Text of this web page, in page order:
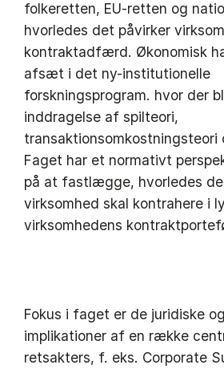
folkeretten, EU-retten og
hvorledes det påvirker
kontraktadfærd. Økonomisk
afsæt i det ny-institutionelle
forskningsprogram. hvor der
inddragelse af spilteori,
transaktionsomkostningsteori
Faget har et normativt
på at fastlægge, hvorledes
virksomhed skal kontrahere i
virksomhedens
Fokus i faget er de juridiske
implikationer af en række
retsakters, f. eks. Corporate